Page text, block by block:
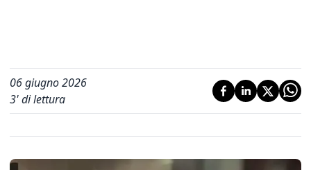
06 giugno 2026
3' di lettura